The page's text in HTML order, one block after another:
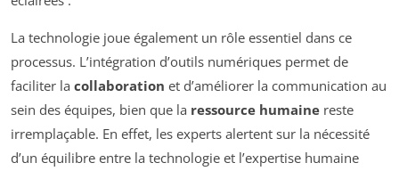
La technologie joue également un rôle essentiel dans ce
processus. L’intégration d’outils numériques permet de
faciliter la collaboration et d’améliorer la communication au
sein des équipes, bien que la ressource humaine reste
irremplaçable. En effet, les experts alertent sur la nécessité
d’un équilibre entre la technologie et l’expertise humaine